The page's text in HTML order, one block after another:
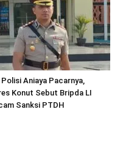
Aniaya Pacarnya,
Konut Sebut Bripda LI
Sanksi PTDH